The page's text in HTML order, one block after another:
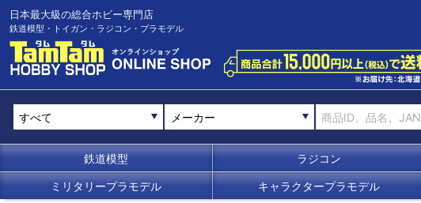
日本最大級の総合ホビー専門店
鉄道模型・トイガン・ラジコン・プラモデル
メーカー
鉄道模型 ラジコン
ミリタリープラモデル キャラクタープラモデル